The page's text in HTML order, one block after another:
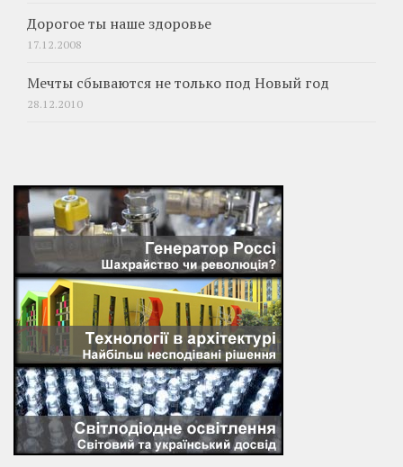
Дорогое ты наше здоровье
17.12.2008
Мечты сбываются не только под Новый год
28.12.2010